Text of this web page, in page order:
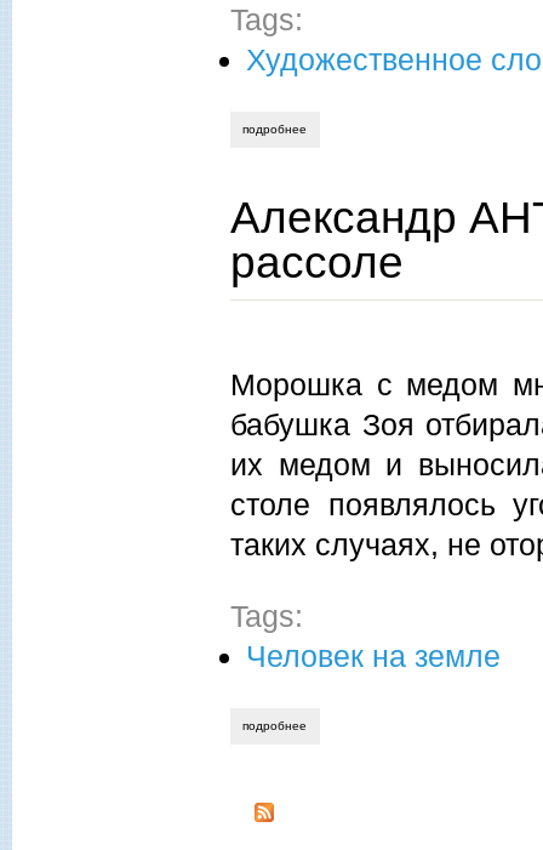
Tags:
Художественное
подробнее
Александр
рассоле
Морошка с медом
бабушка Зоя
их медом и
столе появлялось
таких случаях, не
Tags:
Человек на земле
подробнее